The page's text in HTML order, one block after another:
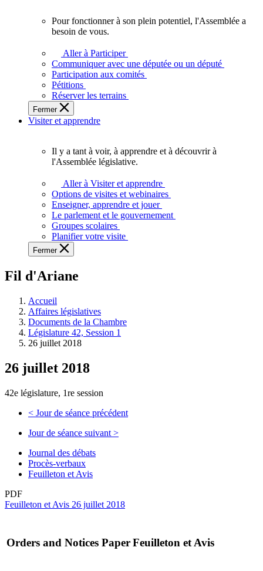
plein
potentiel,
l'Assemblée
a
besoin
de
Pour fonctionner à son plein potentiel, l'Assemblée a
besoin de vous.
Aller à Participer
Communiquer avec une députée ou un député
Participation aux comités
Pétitions
Réserver les terrains
Fermer
Visiter et apprendre
voir,
apprendre
et
à
à
législative.
Il y a tant à voir, à apprendre et à découvrir à
l'Assemblée législative.
Aller à Visiter et apprendre
Options de visites et webinaires
Enseigner, apprendre et jouer
Le parlement et le gouvernement
Groupes scolaires
Planifier votre visite
Fermer
Fil d'Ariane
Accueil
Affaires législatives
Documents de la Chambre
Législature 42, Session 1
26 juillet 2018
26 juillet 2018
42e législature, 1re session
< Jour de séance précédent
Jour de séance suivant >
Journal des débats
Procès-verbaux
Feuilleton et Avis
PDF
Feuilleton et Avis 26 juillet 2018
Orders and Notices PaperFeuilleton et Avis